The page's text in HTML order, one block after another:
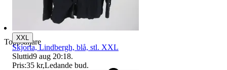
Toppsäljare
XXL
Skjorta, Lindbergh, blå, stl. XXL
Sluttid9 aug 20:18.
Pris:35 kr,Ledande bud.